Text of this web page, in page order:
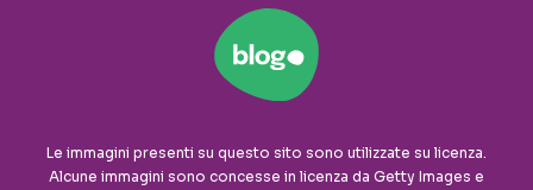
Le immagini presenti su questo sito sono utilizzate su licenza.
Alcune immagini sono concesse in licenza da Getty Images e